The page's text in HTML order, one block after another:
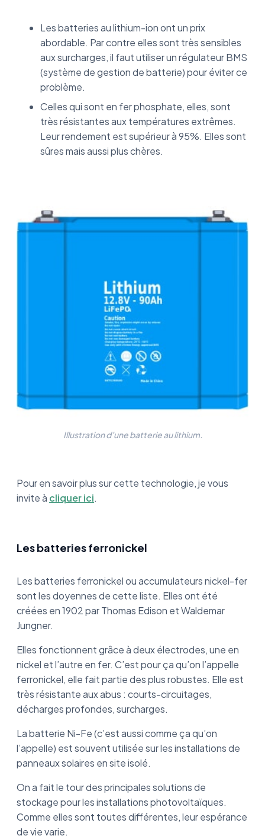
Les batteries au lithium-ion ont un prix
abordable. Par contre elles sont très sensibles
aux surcharges, il faut utiliser un régulateur BMS
(système de gestion de batterie) pour éviter ce
problème.
Celles qui sont en fer phosphate, elles, sont
très résistantes aux températures extrêmes.
Leur rendement est supérieur à 95%. Elles sont
sûres mais aussi plus chères.
Illustration d’une batterie au lithium.
Pour en savoir plus sur cette technologie, je vous
invite à cliquer ici.
Les batteries ferronickel
Les batteries ferronickel ou accumulateurs nickel-fer
sont les doyennes de cette liste. Elles ont été
créées en 1902 par Thomas Edison et Waldemar
Jungner.
Elles fonctionnent grâce à deux électrodes, une en
nickel et l’autre en fer. C’est pour ça qu’on l’appelle
ferronickel, elle fait partie des plus robustes. Elle est
très résistante aux abus : courts-circuitages,
décharges profondes, surcharges.
La batterie Ni-Fe (c’est aussi comme ça qu’on
l’appelle) est souvent utilisée sur les installations de
panneaux solaires en site isolé.
On a fait le tour des principales solutions de
stockage pour les installations photovoltaïques.
Comme elles sont toutes différentes, leur espérance
de vie varie.